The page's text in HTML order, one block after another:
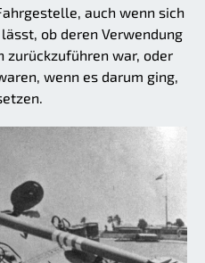
auch wenn sich
ob deren Verwendung
zurückzuführen war, oder
wenn es darum ging,